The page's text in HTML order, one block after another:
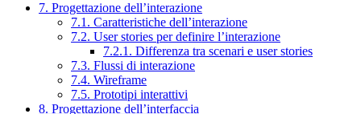
7. Progettazione dell’interazione
7.1. Caratteristiche dell’interazione
7.2. User stories per definire l’interazione
7.2.1. Differenza tra scenari e user stories
7.3. Flussi di interazione
7.4. Wireframe
7.5. Prototipi interattivi
8. Progettazione dell’interfaccia